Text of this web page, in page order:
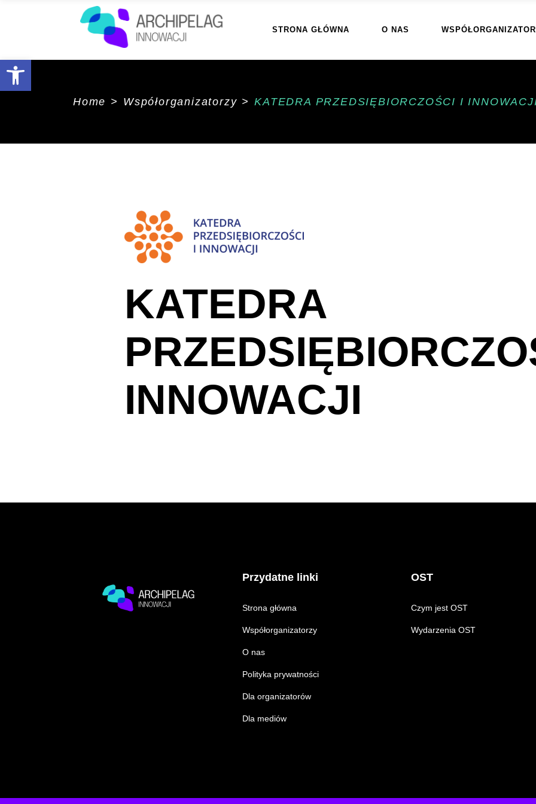
STRONA GŁÓWNA O NAS
Home > Współorganizatorzy > KATEDRA PRZEDSIĘBIORCZOŚCI I
KATEDRA
INNOWACJI
Przydatne linki
Strona główna
Współorganizatorzy
O nas
Polityka prywatności
Dla organizatorów
Dla mediów
OST
Czym jest OST
Wydarzenia OST
Open toolbar